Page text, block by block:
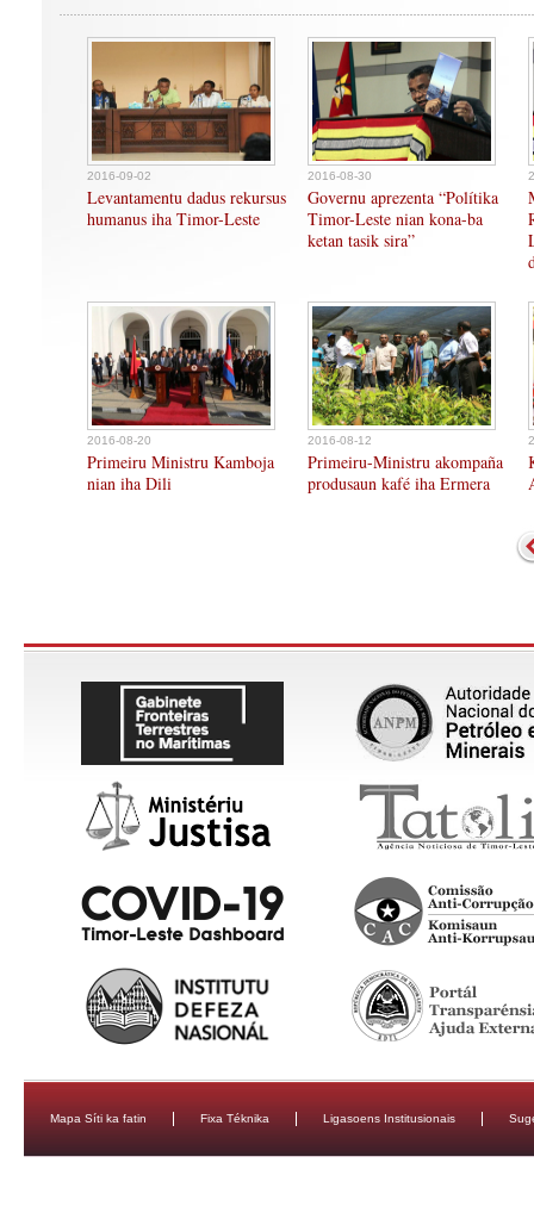
2016-09-02
Levantamentu dadus rekursus
humanus iha Timor-Leste
2016-08-30
Governu aprezenta “Polítika
Timor-Leste nian kona-ba
ketan tasik sira”
2016-08-20
Primeiru Ministru Kamboja
nian iha Dili
2016-08-12
Primeiru-Ministru akompaña
produsaun kafé iha Ermera
Mapa Síti ka fatin Fixa Téknika Ligasoens Institusionais